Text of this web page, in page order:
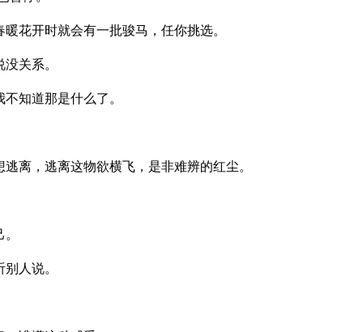
花开时就会有一批骏马，任你挑选。
关系。
知道那是什么了。
离，逃离这物欲横飞，是非难辨的红尘。
人说。